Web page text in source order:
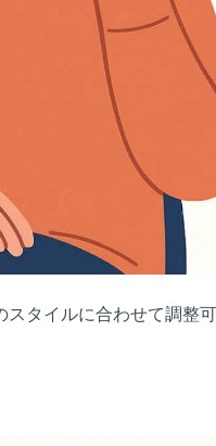
タイルに合わせて調整